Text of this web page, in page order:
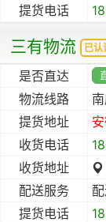
提货电话
三有物流 已认
是否直达
物流线路
提货地址
收货电话
收货地址
配送服务
提货电话